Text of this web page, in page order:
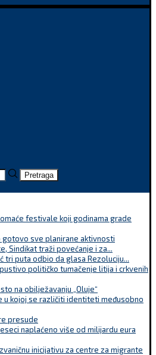
Pretraga
festivale koji godinama grade
gotovo sve planirane aktivnosti
Sindikat traži povećanje i za...
tri puta odbio da glasa Rezoluciju...
političko tumačenje litija i crkvenih
na obilježavanju „Oluje“
u kojoj se različiti identiteti međusobno
presude
naplaćeno više od milijardu eura
inicijativu za centre za migrante